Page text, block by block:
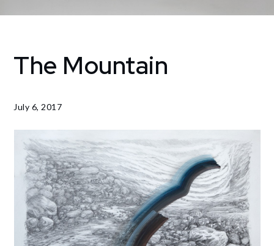
Home
Cartographies
Mountain
The Mountain
July 6, 2017